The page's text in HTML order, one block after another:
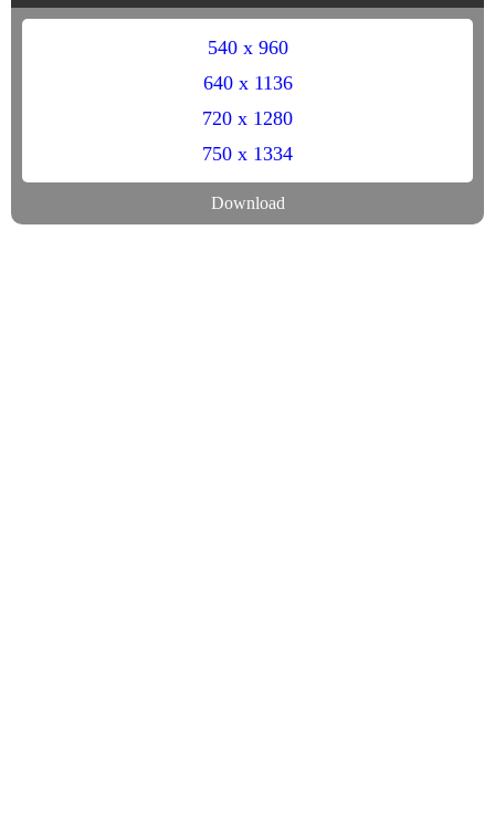
540 x 960
640 x 1136
720 x 1280
750 x 1334
Download